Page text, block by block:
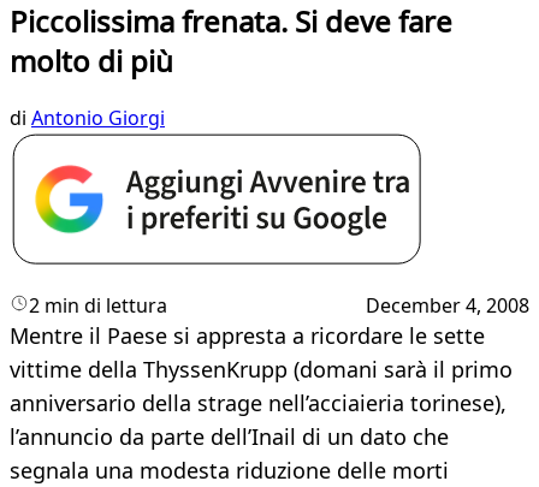
Piccolissima frenata. Si deve fare
molto di più
di Antonio Giorgi
2 min di lettura December 4, 2008
Mentre il Paese si appresta a ricordare le sette
vittime della ThyssenKrupp (domani sarà il primo
anniversario della strage nell’acciaieria torinese),
l’annuncio da parte dell’Inail di un dato che
segnala una modesta riduzione delle morti